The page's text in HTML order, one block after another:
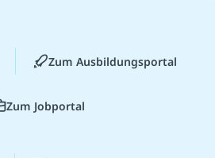
Zum Ausbildungsportal
Zum Jobportal